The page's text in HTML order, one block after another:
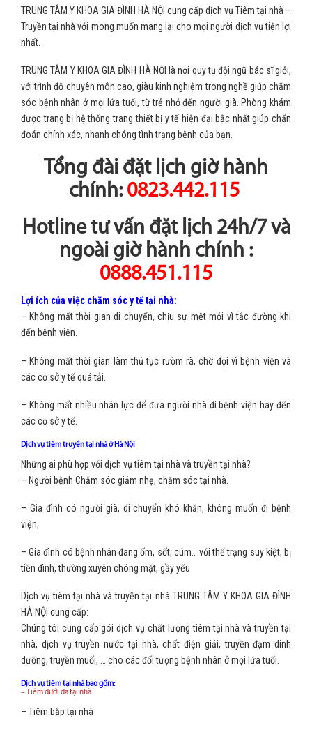
TRUNG TÂM Y KHOA GIA ĐÌNH HÀ NỘI cung cấp dịch vụ Tiêm tại nhà –
Truyền tại nhà với mong muốn mang lại cho mọi người dịch vụ tiện lợi
nhất.
TRUNG TÂM Y KHOA GIA ĐÌNH HÀ NỘI là nơi quy tụ đội ngũ bác sĩ giỏi,
với trình độ chuyên môn cao, giàu kinh nghiệm trong nghề giúp chăm
sóc bệnh nhân ở mọi lứa tuổi, từ trẻ nhỏ đến người già. Phòng khám
được trang bị hệ thống trang thiết bị y tế hiện đại bậc nhất giúp chẩn
đoán chính xác, nhanh chóng tình trạng bệnh của bạn.
Tổng đài đặt lịch giờ hành
chính:0823.442.115
Hotline tư vấn đặt lịch 24h/7 và
ngoài giờ hành chính :
0888.451.115
Lợi ích của việc chăm sóc y tế tại nhà:
– Không mất thời gian di chuyển, chịu sự mệt mỏi vì tắc đường khi
đến bệnh viện.
– Không mất thời gian làm thủ tục rườm rà, chờ đợi vì bệnh viện và
các cơ sở y tế quá tải.
– Không mất nhiều nhân lực để đưa người nhà đi bệnh viện hay đến
các cơ sở y tế.
Dịch vụ tiêm truyền tại nhà ở Hà Nội
Những ai phù hợp với dịch vụ tiêm tại nhà và truyền tại nhà?
– Người bệnh Chăm sóc giảm nhẹ, chăm sóc tại nhà.
– Gia đình có người già, di chuyển khó khăn, không muốn đi bệnh
viện,
– Gia đình có bệnh nhân đang ốm, sốt, cúm… với thể trạng suy kiệt, bị
tiền đình, thường xuyên chóng mặt, gầy yếu
Dịch vụ tiêm tại nhà và truyền tại nhà TRUNG TÂM Y KHOA GIA ĐÌNH
HÀ NỘI cung cấp:
Chúng tôi cung cấp gói dịch vụ chất lượng tiêm tại nhà và truyền tại
nhà, dịch vụ truyền nước tại nhà, chất điện giải, truyền đạm dinh
dưỡng, truyền muối, … cho các đối tượng bệnh nhân ở mọi lứa tuổi.
Dịch vụ tiêm tại nhà bao gồm:
– Tiêm dưới da tại nhà
– Tiêm bắp tại nhà